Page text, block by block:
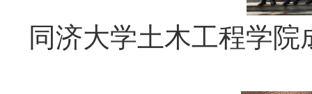
同济大学土木工程学院